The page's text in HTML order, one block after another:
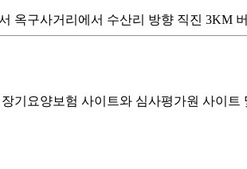
옥구사거리에서 수산리 방향 직진 3KM
기요양보험 사이트와 심사평가원 사이